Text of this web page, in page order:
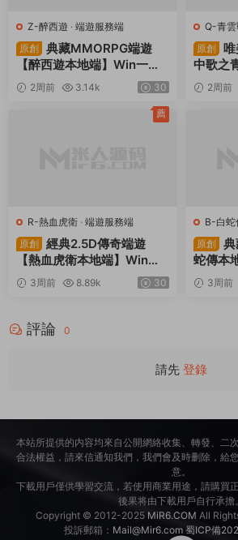
Z-醉西遊 · 端遊服務端
原創
典藏MMORPG端遊
【醉西遊本地端】Win一鍵
服務端+PC客戶端+GM後台
+視頻架設教程
2周前 3.14k 30
Q-青雲
原創
中歌之
Win一
GM工
2周前
R-熱血虎衛 · 端遊服務端
原創
經典2.5D傳奇端遊
【熱血虎衛本地端】Win一
鍵服務端+PC客戶端+視頻
架設教程
3周前 8.89k 30
薦
B-白蛇
原創
典
蛇傳本
端+PC
頻架設
3周前
評論 0
請先 登錄
本站所提供的内容均來自公開網絡收集、轉發、二
合法權益，請來信通知我們，我們會及時删除，給
意。
下載用戶僅供學習交流，若使用商業用途，請購買
後果将由下載用戶自行承擔。
Copyright © 2012-2025 MiR6.COM All
投訴郵箱： Mail@Mir6.com 蜀ICP備